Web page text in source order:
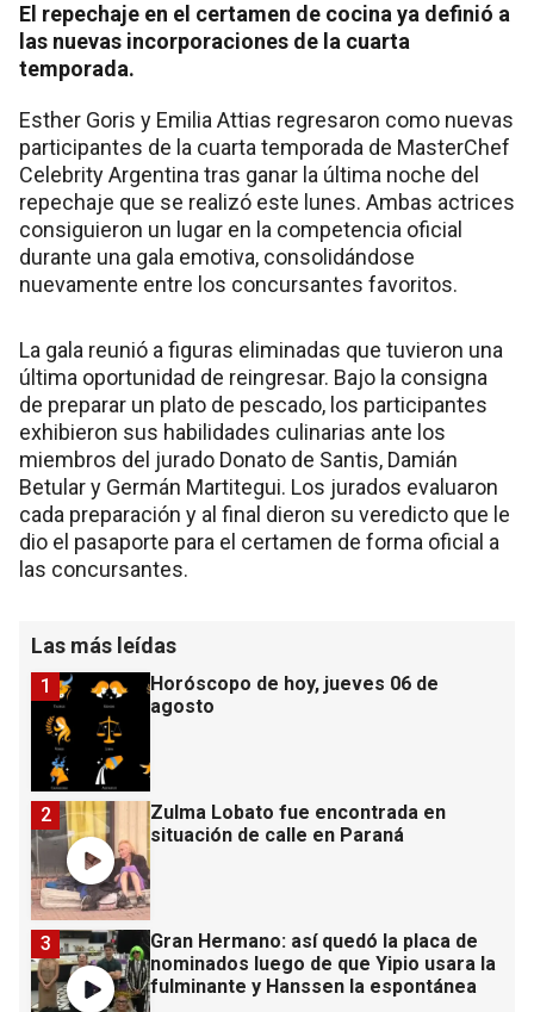
El repechaje en el certamen de cocina ya definió a
las nuevas incorporaciones de la cuarta
temporada.
Esther Goris y Emilia Attias regresaron como nuevas
participantes de la cuarta temporada de MasterChef
Celebrity Argentina tras ganar la última noche del
repechaje que se realizó este lunes. Ambas actrices
consiguieron un lugar en la competencia oficial
durante una gala emotiva, consolidándose
nuevamente entre los concursantes favoritos.
La gala reunió a figuras eliminadas que tuvieron una
última oportunidad de reingresar. Bajo la consigna
de preparar un plato de pescado, los participantes
exhibieron sus habilidades culinarias ante los
miembros del jurado Donato de Santis, Damián
Betular y Germán Martitegui. Los jurados evaluaron
cada preparación y al final dieron su veredicto que le
dio el pasaporte para el certamen de forma oficial a
las concursantes.
Las más leídas
Horóscopo de hoy, jueves 06 de
agosto
1
Zulma Lobato fue encontrada en
situación de calle en Paraná
2
Gran Hermano: así quedó la placa de
nominados luego de que Yipio usara la
fulminante y Hanssen la espontánea
3